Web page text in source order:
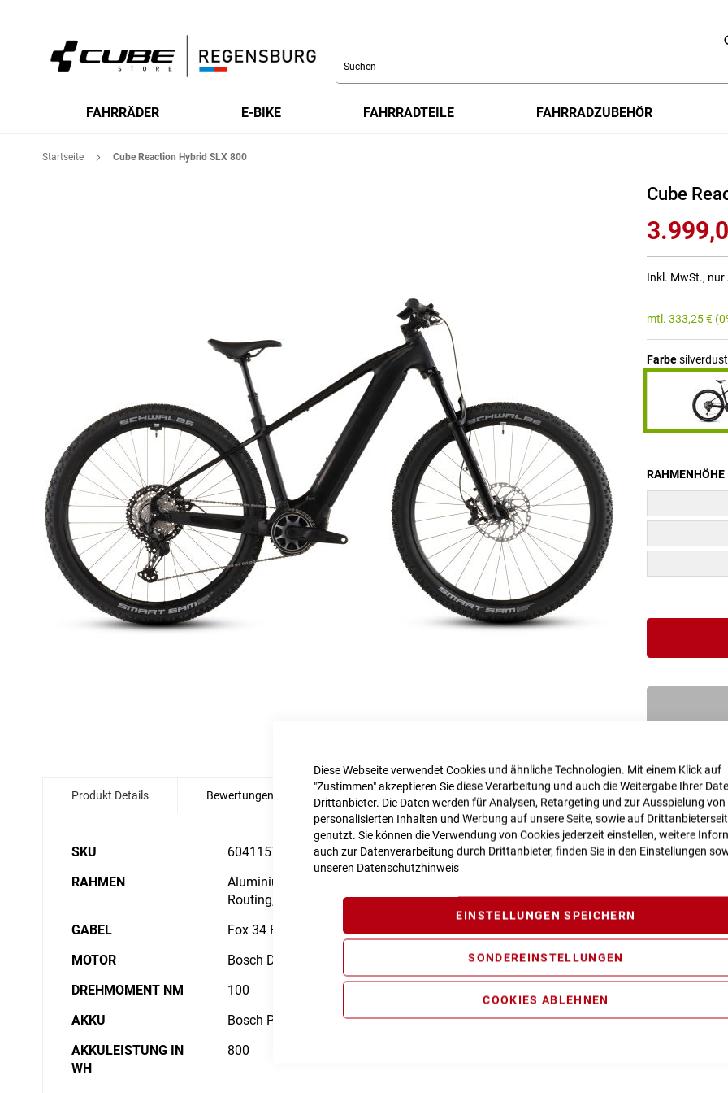
Diese Webseite verwendet Cookies und ähnliche Technologien. Mit einem Klick auf
"Zustimmen" akzeptieren Sie diese Verarbeitung und auch die Weitergabe Ihrer
Drittanbieter. Die Daten werden für Analysen, Retargeting und zur Ausspielung von
personalisierten Inhalten und Werbung auf unsere Seite, sowie auf
genutzt. Sie können die Verwendung von Cookies jederzeit einstellen, weitere
auch zur Datenverarbeitung durch Drittanbieter, finden Sie in den Einstellungen
unseren Datenschutzhinweis
EINSTELLUNGEN SPEICHERN
SONDEREINSTELLUNGEN
COOKIES ABLEHNEN
Search
FAHRRÄDER E-BIKE FAHRRADTEILE FAHRRADZUBEHÖR
Startseite Cube Reaction Hybrid SLX 800
Cube
Inkl. MwSt.,
mtl. 333,25€
Farbe
RAHMENHÖHE
Produkt Details
Details
SKU
6041157
RAHMEN
Aluminium Superlite, Gravity Casting Technology, Agile Ride Geometry, Boost148,
Routing, 1.5 Headtube, Kickstand/Fender/Carrier Mounting Points
GABEL
Fox 34 Float AWL, 2-Position Sweep-Adjust RAIL Damper, Tapered, 15x110mm, E-
MOTOR
Bosch Drive Unit Performance Line CX max. 100Nm (BDU38)
DREHMOMENT NM
100
AKKU
Bosch PowerTube 800
AKKULEISTUNG IN
WH
800
Bewertungen Angaben zur Produktsicherheit